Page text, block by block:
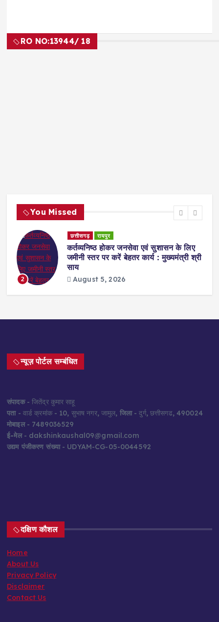
RO NO:13944/ 18
You Missed
2
छत्तीसगढ़ रायपुर
कर्तव्यनिष्ठ होकर जनसेवा एवं सुशासन के लिए
जमीनी स्तर पर करें बेहतर कार्य : मुख्यमंत्री श्री
साय
August 5, 2026
न्यूज़ पोर्टल सम्बंधित
संपादक- जितेंद्र कुमार साहू
पता- वार्ड क्रमांक - 10, सुभाष नगर, जामुल, जिला- दुर्ग, छत्तीसगढ, 490024
मोबाइल- 7489036529
ई-मेल- dakshinkaushal09@gmail.com
उद्यम पंजीकरण संख्या- UDYAM-CG-05-0044592
दक्षिण कौशल
Home
About Us
Privacy Policy
Disclaimer
Contact Us